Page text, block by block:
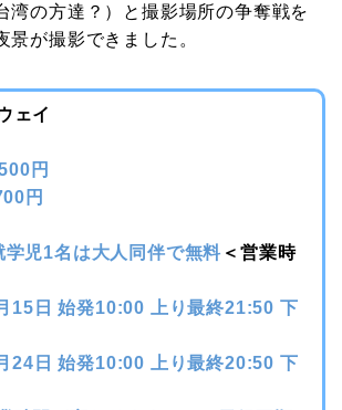
湾の方達？）と撮影場所の争奪戦を
景が撮影できました。
ェイ
円
円
児1名は大人同伴で無料 ＜営業時
15日 始発10:00 上り最終21:50 下
24日 始発10:00 上り最終20:50 下